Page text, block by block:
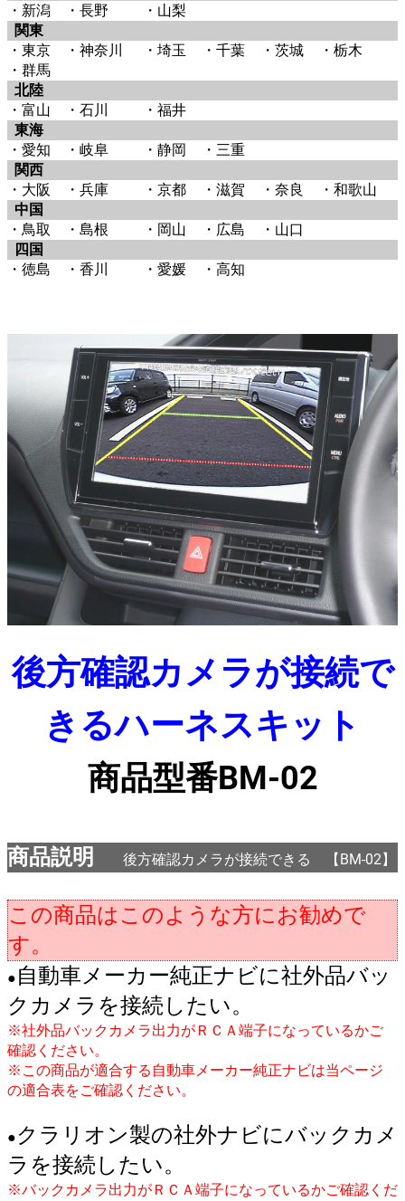
・新潟
・長野
・山梨
関東
・東京
・神奈川 ・埼玉 ・千葉 ・茨城
・栃木
・群馬
北陸
・富山
・石川
・福井
東海
・愛知
・岐阜 ・静岡
・三重
関西
・大阪
・兵庫 ・京都 ・滋賀 ・奈良
・和歌山
中国
・鳥取
・島根 ・岡山 ・広島
・山口
四国
・徳島
・香川 ・愛媛 ・高知
後方確認カメラが接続で
きるハーネスキット
商品型番BM-02
商品説明 後方確認カメラが接続できる 【BM-02】
この商品はこのような方にお勧めで
す。
● 自動車メーカー純正ナビに社外品バッ
クカメラを接続したい。
※社外品バックカメラ出力がＲＣＡ端子になっているかご
確認ください。
※この商品が適合する自動車メーカー純正ナビは当ページ
の適合表をご確認ください。
●クラリオン製の社外ナビにバックカメ
ラを接続したい。
※バックカメラ出力がＲＣＡ端子になっているかご確認くだ